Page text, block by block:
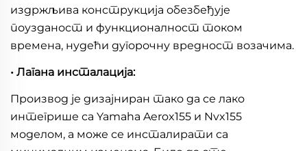
издржљива конструкција обезбеђује
поузданост и функционалност током
времена, нудећи дугорочну вредност возачима.
• Лагана инсталација:
Производ је дизајниран тако да се лако
интегрише са Yamaha Aerox155 и Nvx155
моделом, а може се инсталирати са